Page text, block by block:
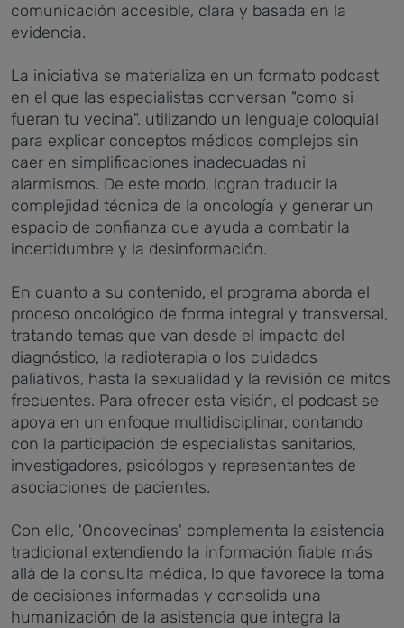
comunicación accesible, clara y basada en la
evidencia.
La iniciativa se materializa en un formato podcast
en el que las especialistas conversan "como si
fueran tu vecina", utilizando un lenguaje coloquial
para explicar conceptos médicos complejos sin
caer en simplificaciones inadecuadas ni
alarmismos. De este modo, logran traducir la
complejidad técnica de la oncología y generar un
espacio de confianza que ayuda a combatir la
incertidumbre y la desinformación.
En cuanto a su contenido, el programa aborda el
proceso oncológico de forma integral y transversal,
tratando temas que van desde el impacto del
diagnóstico, la radioterapia o los cuidados
paliativos, hasta la sexualidad y la revisión de mitos
frecuentes. Para ofrecer esta visión, el podcast se
apoya en un enfoque multidisciplinar, contando
con la participación de especialistas sanitarios,
investigadores, psicólogos y representantes de
asociaciones de pacientes.
Con ello, 'Oncovecinas' complementa la asistencia
tradicional extendiendo la información fiable más
allá de la consulta médica, lo que favorece la toma
de decisiones informadas y consolida una
humanización de la asistencia que integra la